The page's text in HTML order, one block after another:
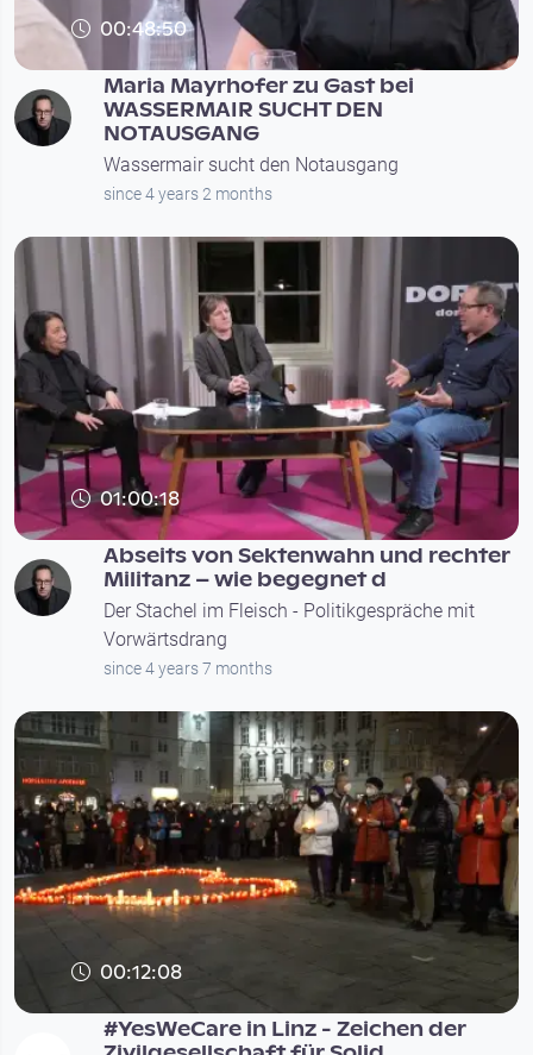
00:48:50
Maria Mayrhofer zu Gast bei
WASSERMAIR SUCHT DEN
NOTAUSGANG
Wassermair sucht den Notausgang
since 4 years 2 months
01:00:18
Abseits von Sektenwahn und rechter
Militanz – wie begegnet d
Der Stachel im Fleisch - Politikgespräche mit
Vorwärtsdrang
since 4 years 7 months
00:12:08
#YesWeCare in Linz - Zeichen der